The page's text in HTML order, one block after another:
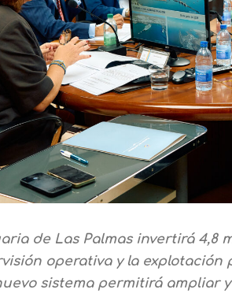
de Las Palmas invertirá 4,8
operativa y la
sistema permitirá ampliar